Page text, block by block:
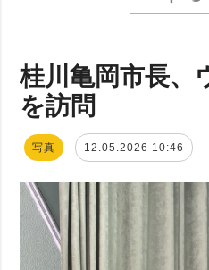
桂川亀岡市長、
を訪問
写真 12.05.2026 10:46